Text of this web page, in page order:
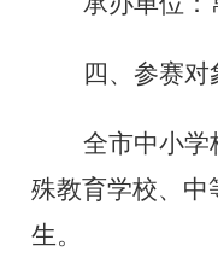
四、参赛对
全市中小学
殊教育学校、中
生。